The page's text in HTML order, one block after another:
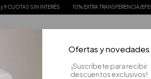
INTERÉS 10% EXTRA TRANSFERENCIA/EFECTIVO
Ofertas y novedades
¡Suscríbete para recibir
descuentos exclusivos!